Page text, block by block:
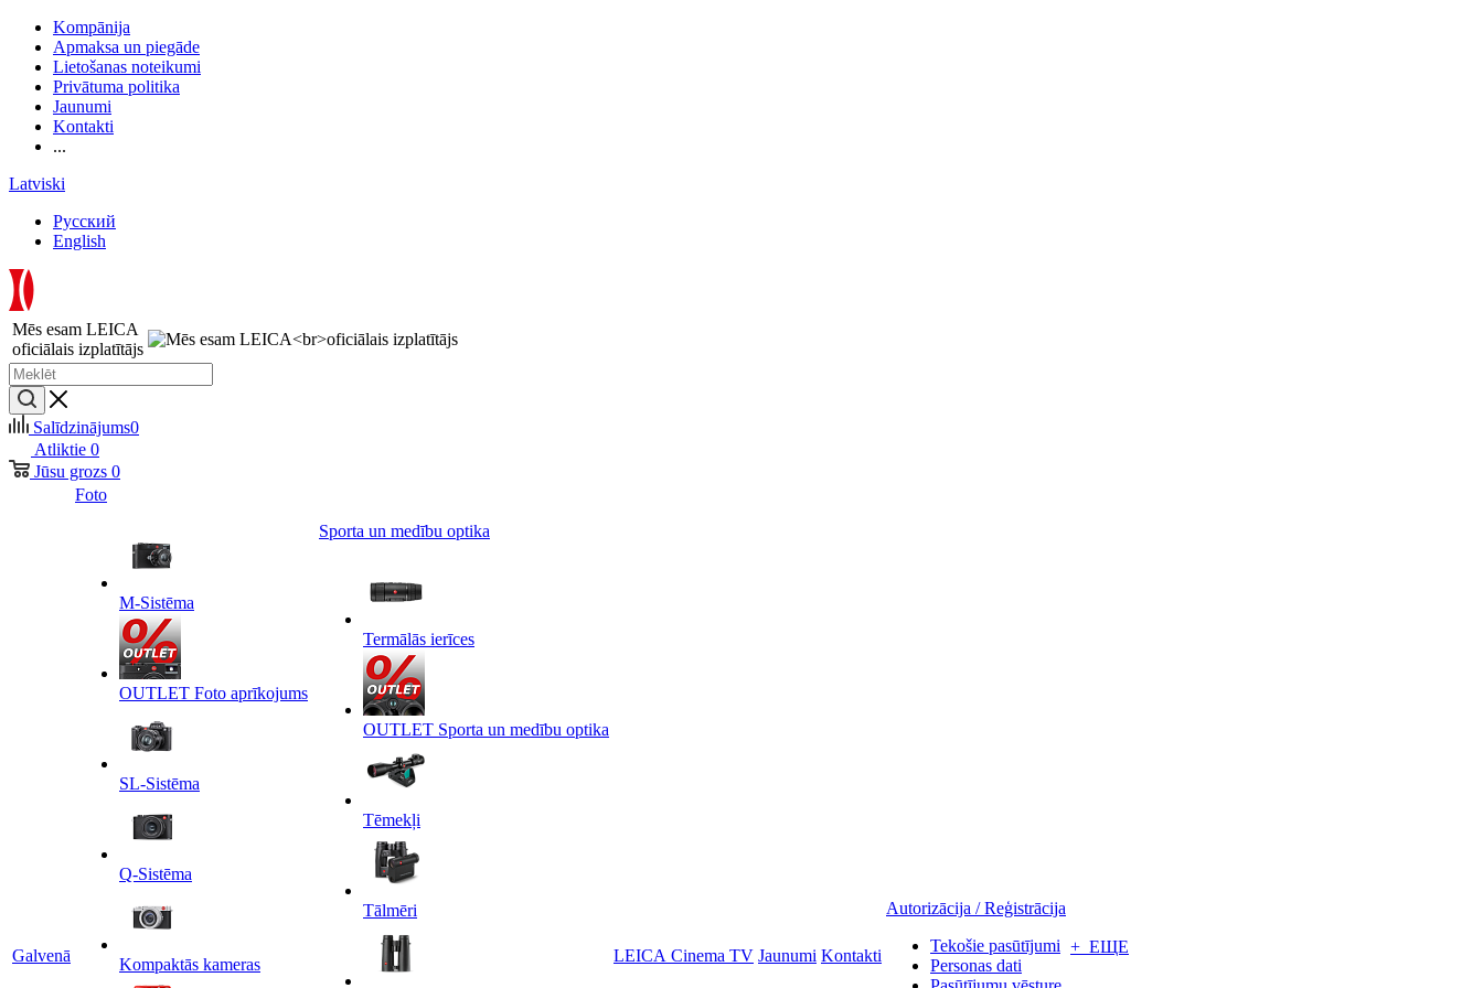
Kompānija
Apmaksa un piegāde
Lietošanas noteikumi
Privātuma politika
Jaunumi
Kontakti
...
Latviski
Русский
English
Mēs esam LEICA
oficiālais izplatītājs
Salīdzinājums0
Atliktie 0
Jūsu grozs 0
Galvenā
Foto
M-Sistēma
OUTLET Foto aprīkojums
SL-Sistēma
Q-Sistēma
Kompaktās kameras
Sporta un medību optika
Termālās ierīces
OUTLET Sporta un medību optika
Tēmekļi
Tālmēri
LEICA Cinema TV Jaunumi Kontakti
Autorizācija / Reģistrācija
Tekošie pasūtījumi
Personas dati
+ ЕЩЕ